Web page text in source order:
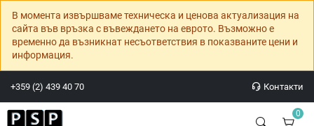
В момента извършваме техническа и ценова актуализация на
сайта във връзка с въвеждането на еврото. Възможно е
временно да възникнат несъответствия в показваните цени и
информация.
+359 (2) 439 40 70 Контакти
0